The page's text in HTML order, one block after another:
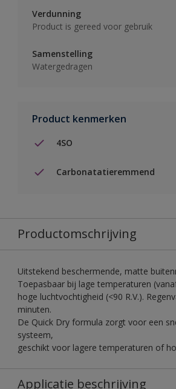
Verdunning
Product is gereed voor gebruik
Samenstelling
Watergedragen
Product kenmerken
4SO
Carbonatatieremmend
Productomschrijving
Uitstekend beschermende, matte
Toepasbaar bij lage temperaturen
hoge luchtvochtigheid (<90 R.V.).
minuten.
De Quick Dry formula zorgt voor een
systeem,
geschikt voor lagere temperaturen of
Applicatie beschrijving